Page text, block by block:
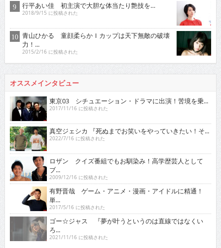
行平あい佳 初主演で大胆な体当たり艶技を…
2018/9/15 に投稿された
青山ひかる 童顔柔らかＩカップは天下無敵の破壊
力！...
2015/2/16 に投稿された
オススメインタビュー
東京03 シチュエーション・ドラマに出演！苦境を乗...
2017/11/16 に投稿された
真空ジェシカ 『死ぬまでお笑いをやっていきたい！そ...
2022/7/16 に投稿された
ロザン クイズ番組でもお馴染み！高学歴芸人として
ブ...
2009/12/16 に投稿された
有野晋哉 ゲーム・アニメ・漫画・アイドルに精通！
単...
2017/5/16 に投稿された
ゴー☆ジャス 『夢が叶うというのは直線ではなくい
ろ...
2021/11/16 に投稿された